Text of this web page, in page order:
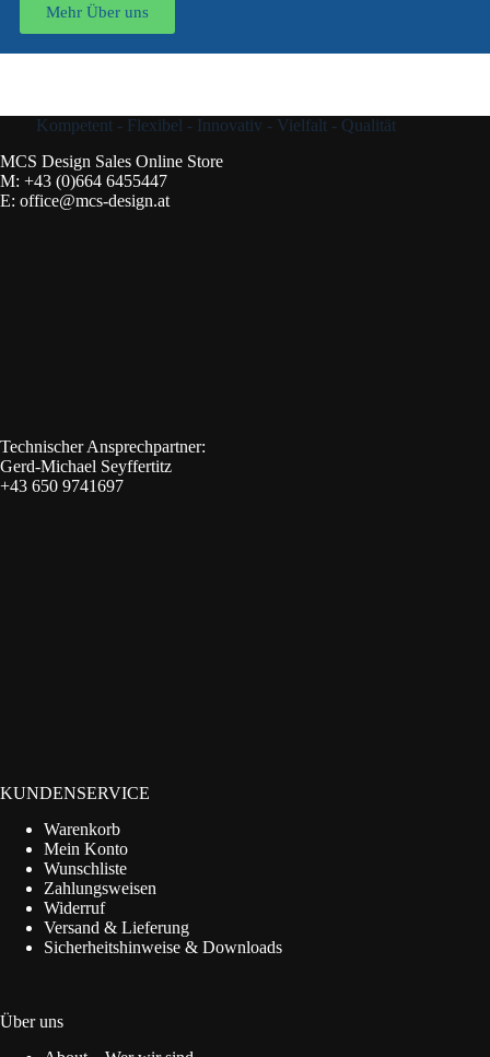
Mehr Über uns
Kompetent - Flexibel - Innovativ - Vielfalt - Qualität
MCS Design Sales Online Store
M: +43 (0)664 6455447
E: office@mcs-design.at
Technischer Ansprechpartner:
Gerd-Michael Seyffertitz
+43 650 9741697
KUNDENSERVICE
Warenkorb
Mein Konto
Wunschliste
Zahlungsweisen
Widerruf
Versand & Lieferung
Sicherheitshinweise & Downloads
Über uns